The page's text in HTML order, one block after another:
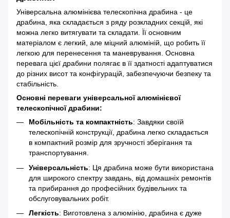
Універсальна алюмінієва телескопічна драбина - це
драбина, яка складається з ряду розкладних секцій, які
можна легко витягувати та складати. Її основним
матеріалом є легкий, але міцний алюміній, що робить її
легкою для перенесення та маневрування. Основна
перевага цієї драбини полягає в її здатності адаптуватися
до різних висот та конфігурацій, забезпечуючи безпеку та
стабільність.
Основні переваги універсальної алюмінієвої
телескопічної драбини:
Мобільність та компактність: Завдяки своїй
телескопічній конструкції, драбина легко складається
в компактний розмір для зручності зберігання та
транспортування.
Універсальність: Ця драбина може бути використана
для широкого спектру завдань, від домашніх ремонтів
та прибирання до професійних будівельних та
обслуговувальних робіт.
Легкість: Виготовлена з алюмінію, драбина є дуже